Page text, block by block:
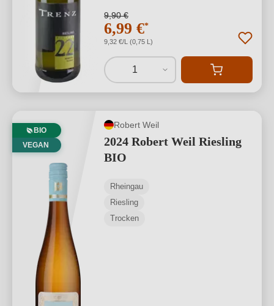
9,90 €
6,99 €*
9,32 €/L (0,75 L)
1
BIO
VEGAN
Robert Weil
2024 Robert Weil Riesling
BIO
Rheingau
Riesling
Trocken